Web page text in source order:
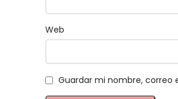
Web
Guardar mi nombre, correo